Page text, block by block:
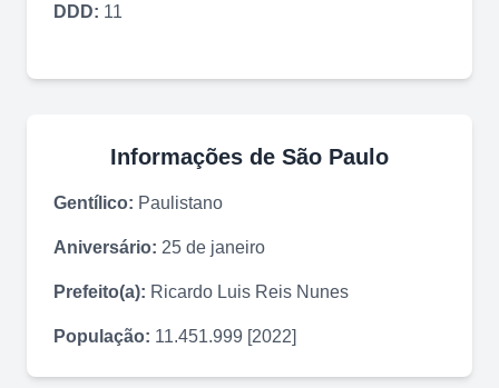
DDD: 11
Informações de São Paulo
Gentílico: Paulistano
Aniversário: 25 de janeiro
Prefeito(a): Ricardo Luis Reis Nunes
População: 11.451.999 [2022]